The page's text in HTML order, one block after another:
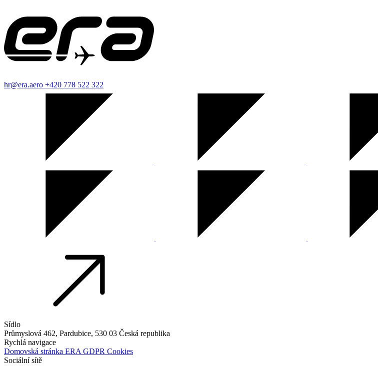
hr@era.aero +420 778 522 322
Sídlo
Průmyslová 462, Pardubice, 530 03 Česká republika
Rychlá navigace
Domovská stránka ERA GDPR Cookies
Sociální sítě